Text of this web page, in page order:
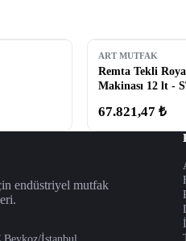
ART MUTFAK
Remta Tekli
Makinası 12 lt -
67.821,47 ₺
endüstriyel mutfak